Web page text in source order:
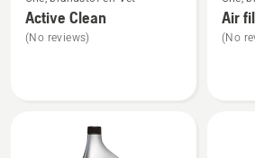
details
over
Active Clean
(No reviews)
details
over
Air
(No